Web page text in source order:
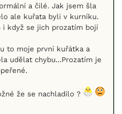
a čilé. Jak jsem šla
ale kuřata byli v kurníku.
i když se jich prozatím bojí
to moje první kuřátka a
udělat chybu...Prozatím je
že se nachladilo ?